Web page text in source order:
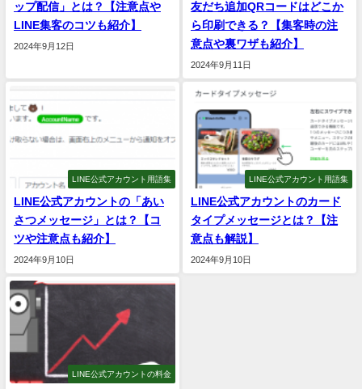
ップ配信」とは？【注意点や
LINE集客のコツも紹介】
2024年9月12日
友だち追加QRコードはどこか
ら印刷できる？【集客時の注
意点や裏ワザも紹介】
2024年9月11日
LINE公式アカウント用語集
LINE公式アカウントの「あい
さつメッセージ」とは？【コ
ツや注意点も紹介】
2024年9月10日
LINE公式アカウント用語集
LINE公式アカウントのカード
タイプメッセージとは？【注
意点も解説】
2024年9月10日
LINE公式アカウントの料金